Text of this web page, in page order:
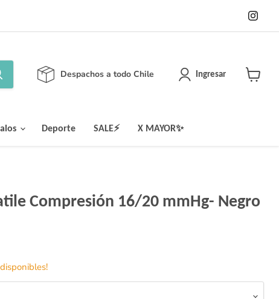
Despachos a todo Chile Ingresar
Deporte SALE⚡ X MAYOR✨
Compresión 16/20 mmHg- Negro